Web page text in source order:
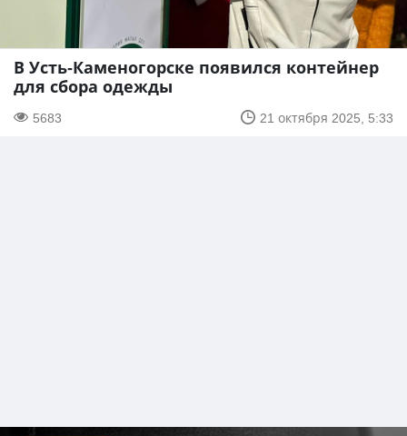
В Усть-Каменогорске появился контейнер
для сбора одежды
5683 21 октября 2025, 5:33